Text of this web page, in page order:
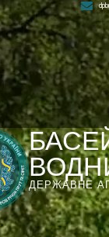
ДЕРЖАВНЕ